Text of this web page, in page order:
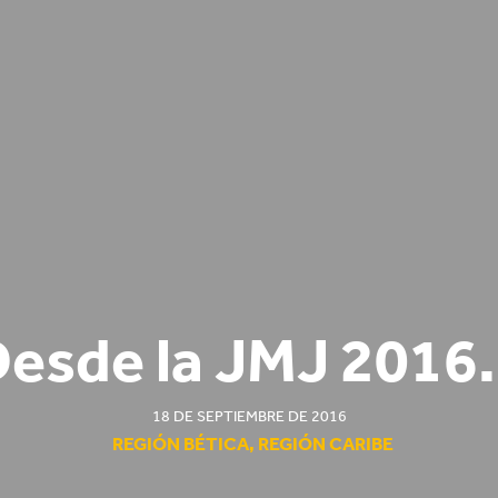
la JMJ
18 DE SEPTIEMBRE DE 2016
REGIÓN BÉTICA, REGIÓN CARIBE